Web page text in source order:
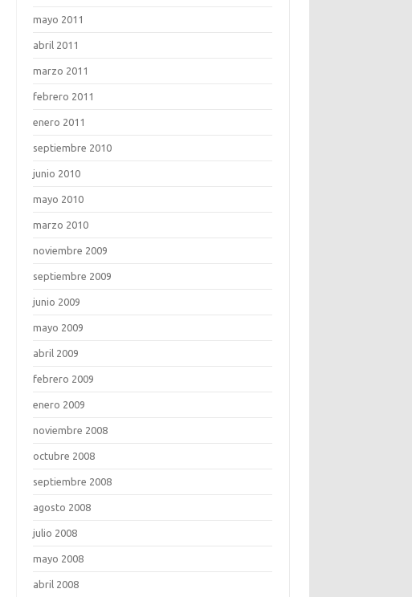
mayo 2011
abril 2011
marzo 2011
febrero 2011
enero 2011
septiembre 2010
junio 2010
mayo 2010
marzo 2010
noviembre 2009
septiembre 2009
junio 2009
mayo 2009
abril 2009
febrero 2009
enero 2009
noviembre 2008
octubre 2008
septiembre 2008
agosto 2008
julio 2008
mayo 2008
abril 2008